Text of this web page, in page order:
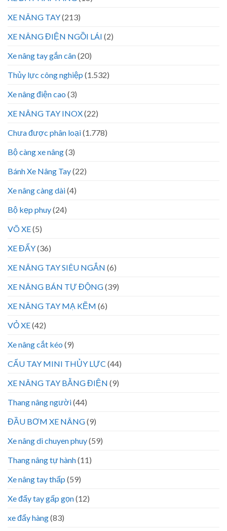
XE NÂNG TAY(213)
XE NÂNG ĐIỆN NGỒI LÁI (2)
Xe nâng tay gắn cân(20)
Thủy lực công nghiệp (1.532)
Xe nâng điện cao (3)
XE NÂNG TAY INOX(22)
Chưa được phân loại(1.778)
Bộ càng xe nâng(3)
Bánh Xe Nâng Tay(22)
Xe nâng càng dài(4)
Bộ kẹp phuy(24)
VÕ XE(5)
XE ĐẨY(36)
XE NÂNG TAY SIÊU NGẮN (6)
XE NÂNG BÁN TỰ ĐỘNG(39)
XE NÂNG TAY MẠ KẼM (6)
VỎ XE(42)
Xe nâng cắt kéo (9)
CẨU TAY MINI THỦY LỰC (44)
XE NÂNG TAY BẰNG ĐIỆN (9)
Thang nâng người(44)
ĐẦU BƠM XE NÂNG(9)
Xe nâng di chuyen phuy(59)
Thang nâng tự hành(11)
Xe nâng tay thấp (59)
Xe đẩy tay gấp gọn(12)
xe đẩy hàng(83)